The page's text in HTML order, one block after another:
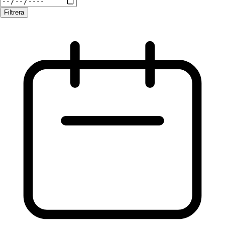
Filtrera